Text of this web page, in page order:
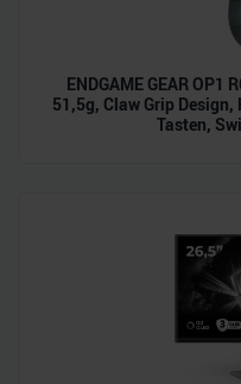
ENDGAME GEAR OP1
51,5g, Claw Grip
Tasten,